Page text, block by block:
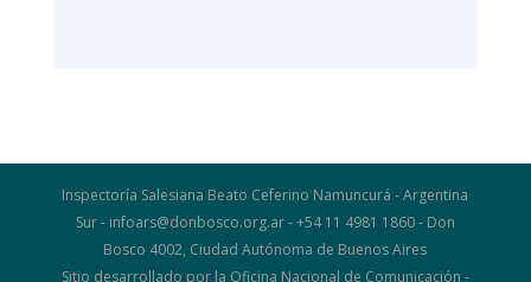
Inspectoría Salesiana Beato Ceferino Namuncurá - Argentina
Sur - infoars@donbosco.org.ar - +54 11 4981 1860 - Don
Bosco 4002, Ciudad Autónoma de Buenos Aires
Sitio desarrollado por la Oficina Nacional de Comunicación -